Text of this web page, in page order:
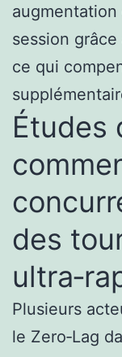
augmentation
session
ce qui
Études
des
Plusieurs
le Zero‑Lag